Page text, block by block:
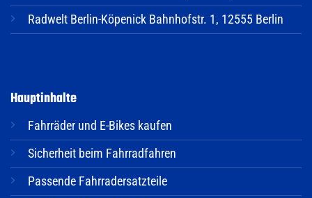
Radwelt Berlin-Köpenick Bahnhofstr. 1, 12555 Berlin
Hauptinhalte
Fahrräder und E-Bikes kaufen
Sicherheit beim Fahrradfahren
Passende Fahrradersatzteile